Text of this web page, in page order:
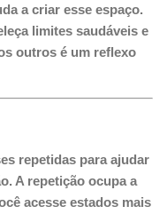
a criar esse espaço.
limites saudáveis e
outros é um reflexo
repetidas para ajudar
A repetição ocupa a
acesse estados mais